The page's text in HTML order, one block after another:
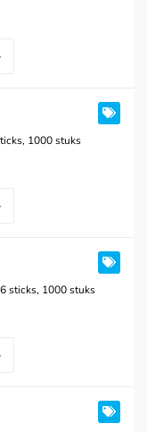
1000 stuks
sticks, 1000 stuks